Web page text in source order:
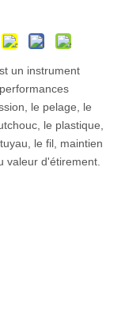
un instrument
le pelage, le
le plastique,
le fil, maintien
valeur d'étirement.